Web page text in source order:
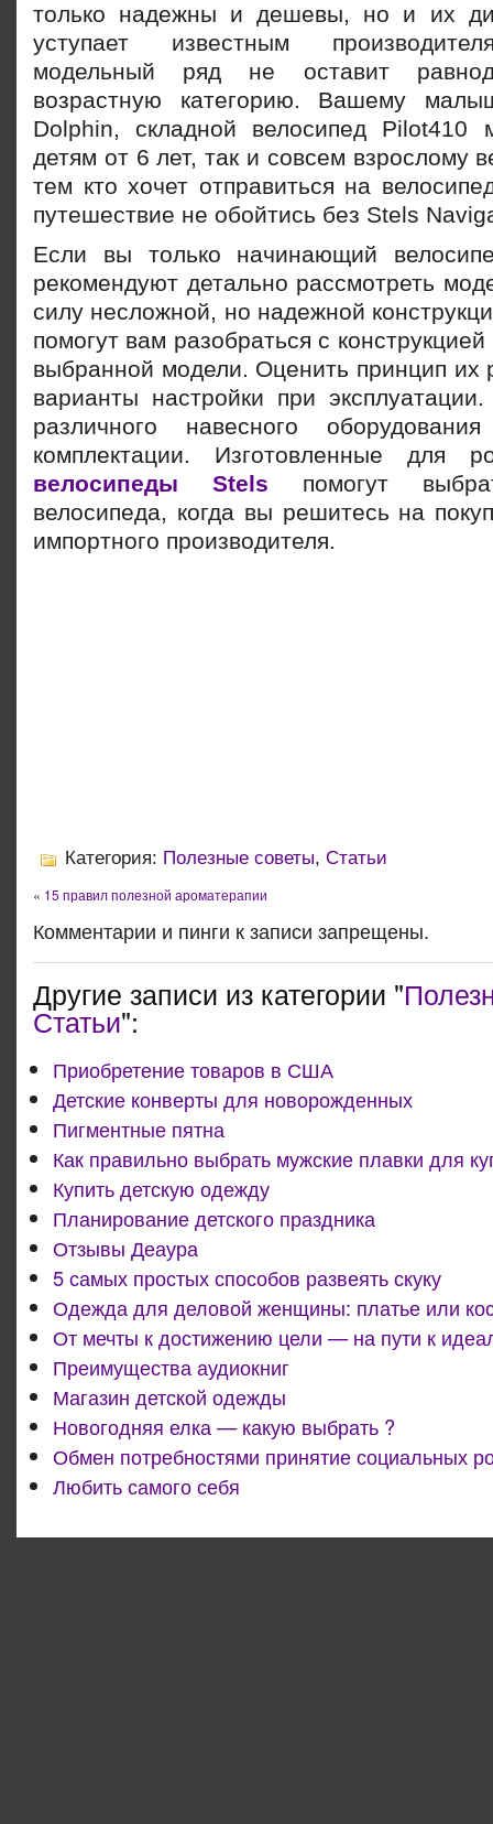
только надежны и дешевы, но и их
уступает известным
модельный ряд не оставит
возрастную категорию. Вашему
Dolphin, складной велосипед Pilot410
детям от 6 лет, так и совсем взрослому
тем кто хочет отправиться на
путешествие не обойтись без Stels
Если вы только начинающий
рекомендуют детально рассмотреть
силу несложной, но надежной
помогут вам разобраться с
выбранной модели. Оценить принцип их
варианты настройки при
различного навесного
комплектации. Изготовленные для
велосипеды Stels помогут
велосипеда, когда вы решитесь на
импортного производителя.
Категория: Полезные советы, Статьи
« 15 правил полезной ароматерапии
Комментарии и пинги к записи запрещены.
Другие записи из категории "
Статьи":
Приобретение товаров в США
Детские конверты для новорожденных
Пигментные пятна
Как правильно выбрать мужские плавки для
Купить детскую одежду
Планирование детского праздника
Отзывы Деаура
5 самых простых способов развеять скуку
Одежда для деловой женщины: платье или
От мечты к достижению цели — на пути к
Преимущества аудиокниг
Магазин детской одежды
Новогодняя елка — какую выбрать ?
Обмен потребностями принятие социальных
Любить самого себя